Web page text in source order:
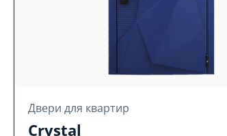
Двери для квартир
Crystal